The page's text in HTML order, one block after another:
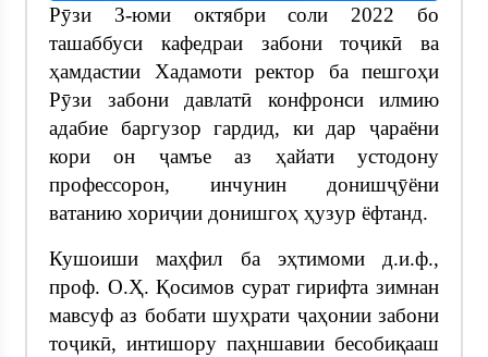
Рӯзи 3-юми октябри соли 2022 бо
ташаббуси кафедраи забони тоҷикӣ ва
ҳамдастии Хадамоти ректор ба пешгоҳи
Рӯзи забони давлатӣ конфронси илмию
адабие баргузор гардид, ки дар ҷараёни
кори он ҷамъе аз ҳайати устодону
профессорон, инчунин донишҷӯёни
ватанию хориҷии донишгоҳ ҳузур ёфтанд.
Кушоиши маҳфил ба эҳтимоми д.и.ф.,
проф. О.Ҳ. Қосимов сурат гирифта зимнан
мавсуф аз бобати шуҳрати ҷаҳонии забони
тоҷикӣ, интишору паҳншавии бесобиқааш